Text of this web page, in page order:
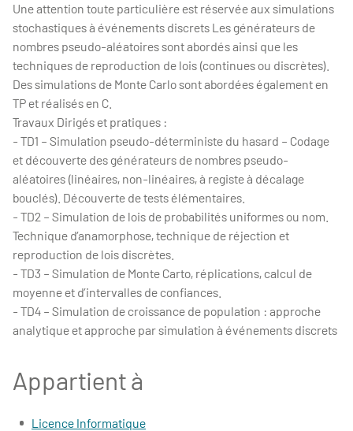
Une attention toute particulière est réservée aux simulations
stochastiques à événements discrets Les générateurs de
nombres pseudo-aléatoires sont abordés ainsi que les
techniques de reproduction de lois (continues ou discrètes).
Des simulations de Monte Carlo sont abordées également en
TP et réalisés en C.
Travaux Dirigés et pratiques :
- TD1 – Simulation pseudo-déterministe du hasard – Codage
et découverte des générateurs de nombres pseudo-
aléatoires (linéaires, non-linéaires, à registe à décalage
bouclés). Découverte de tests élémentaires.
- TD2 – Simulation de lois de probabilités uniformes ou nom.
Technique d’anamorphose, technique de réjection et
reproduction de lois discrètes.
- TD3 – Simulation de Monte Carto, réplications, calcul de
moyenne et d’intervalles de confiances.
- TD4 – Simulation de croissance de population : approche
analytique et approche par simulation à événements discrets
Appartient à
Licence Informatique